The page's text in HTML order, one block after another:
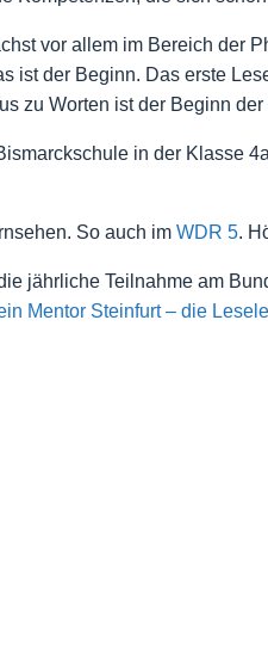
vor allem im Bereich der
ist der Beginn. Das erste
zu Worten ist der Beginn
in der Klasse
So auch im WDR 5.
jährliche Teilnahme am
Mentor Steinfurt – die